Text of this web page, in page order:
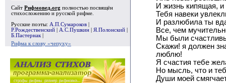
Сайт Рифмовед.org полностью посвящён
стихосложению и русской рифме.
Русские поэты: А.П.Сумароков
Р.Рождественский
А.С.Пушкин Я.Полонский
Б.Пастернак
Рифма к слову «чепуху»
И жизнь кипящая,
Тебя навеки
И разлюбила ты
Все, чем
Мы были
Скажи! я должен
люблю!
Я счастия тебе
Но мысль, что и
Души моей